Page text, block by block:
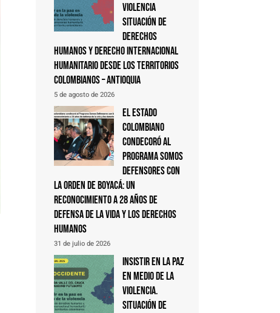
violencia
Situación de
derechos
humanos y derecho internacional
humanitario desde los territorios
colombianos – Antioquia
5 de agosto de 2026
El Estado
colombiano
condecoró al
Programa Somos
Defensores con
la Orden de Boyacá: un
reconocimiento a 28 años de
defensa de la vida y los derechos
humanos
31 de julio de 2026
Insistir en la paz
en medio de la
violencia.
Situación de